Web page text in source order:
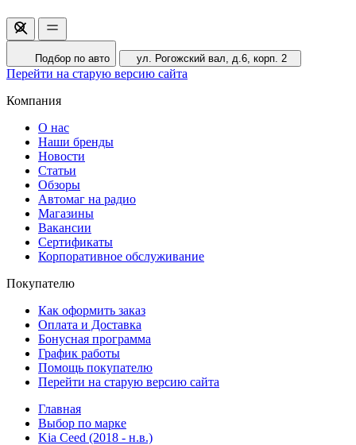
Подбор по авто ул. Рогожский вал, д.6, корп. 2
Перейти на старую версию сайта
Компания
О нас
Наши бренды
Новости
Статьи
Обзоры
Автомаг на радио
Магазины
Вакансии
Сертификаты
Корпоративное обслуживание
Покупателю
Как оформить заказ
Оплата и Доставка
Бонусная программа
График работы
Помощь покупателю
Перейти на старую версию сайта
Главная
Выбор по марке
Kia Ceed (2018 - н.в.)